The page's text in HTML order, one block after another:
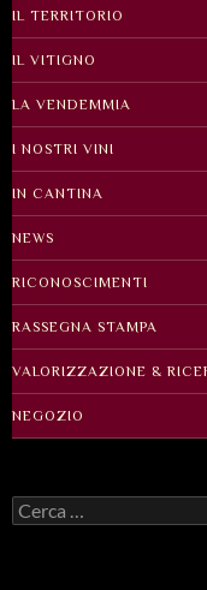
IL TERRITORIO
IL VITIGNO
LA VENDEMMIA
I NOSTRI VINI
IN CANTINA
NEWS
RICONOSCIMENTI
RASSEGNA STAMPA
VALORIZZAZIONE &
NEGOZIO
Ricerca
per: